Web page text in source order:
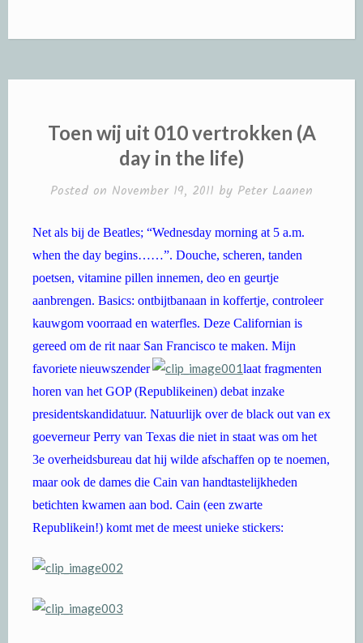
Toen wij uit 010 vertrokken (A
day in the life)
Posted on November 19, 2011 by Peter Laanen
Net als bij de Beatles; “Wednesday morning at 5 a.m.
when the day begins……”. Douche, scheren, tanden
poetsen, vitamine pillen innemen, deo en geurtje
aanbrengen. Basics: ontbijtbanaan in koffertje, controleer
kauwgom voorraad en waterfles. Deze Californian is
gereed om de rit naar San Francisco te maken. Mijn
favorietenieuwszender
laat fragmenten
horen van het GOP (Republikeinen) debat inzake
presidentskandidatuur. Natuurlijk over de black out van ex
goeverneur Perry van Texas die niet in staat was om het
3e overheidsbureau dat hij wilde afschaffen op te noemen,
maar ook de dames die Cain van handtastelijkheden
betichten kwamen aan bod. Cain (een zwarte
Republikein!) komt met de meest unieke stickers: